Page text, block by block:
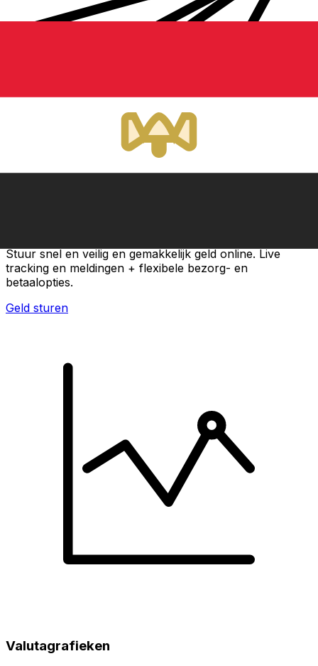
Stuur snel en veilig en gemakkelijk geld online. Live
tracking en meldingen + flexibele bezorg- en
betaalopties.
Geld sturen
Valutagrafieken